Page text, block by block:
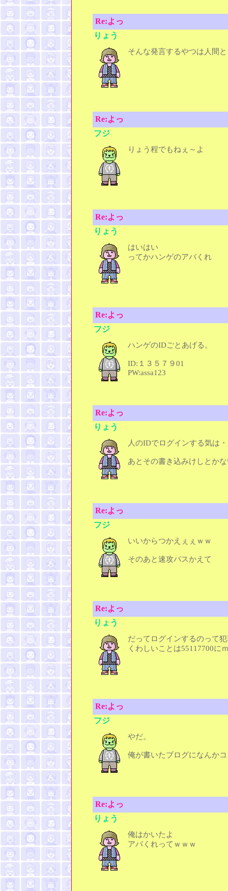
Re:よっ
りょう
そんな発言するやつは人間
Re:よっ
フジ
りょう程でもねぇ～よ
Re:よっ
りょう
はいはい
ってかハンゲのアバくれ
Re:よっ
フジ
ハンゲのIDごとあげる。
ID:１３５７９01
PW:assa123
Re:よっ
りょう
人のIDでログインする気は
あとその書き込みけしとか
Re:よっ
フジ
いいからつかえぇぇｗｗ
そのあと速攻パスかえて
Re:よっ
りょう
だってログインするのって
くわしいことは55117700に
Re:よっ
フジ
やだ。
俺が書いたブログになんか
Re:よっ
りょう
俺はかいたよ
アバくれってｗｗｗ